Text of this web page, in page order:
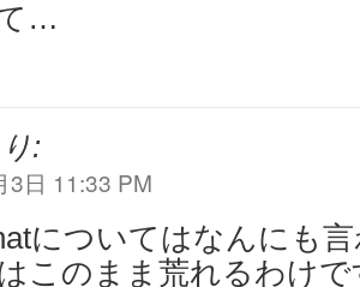
…
:
3日 11:33 PM
についてはなんにも
このまま荒れるわけで